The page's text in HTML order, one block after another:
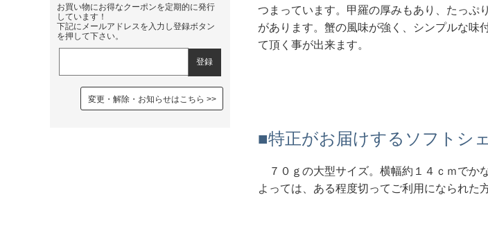
つまっています。甲羅の厚みもあり、たっぷ
があります。蟹の風味が強く、シンプルな味
て頂く事が出来ます。
■特正がお届けするソフトシ
７０ｇの大型サイズ。横幅約１４ｃｍでか
よっては、ある程度切ってご利用になられた
お買い物にお得なクーポンを定期的に発行
しています！
下記にメールアドレスを入力し登録ボタン
を押して下さい。
変更・解除・お知らせはこちら